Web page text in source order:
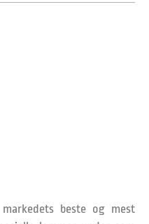
beste og mest